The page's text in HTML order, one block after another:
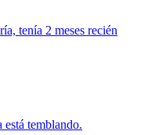
tenía 2 meses recién
está temblando.